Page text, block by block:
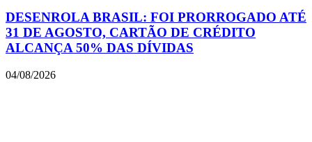
DESENROLA BRASIL: FOI PRORROGADO ATÉ
31 DE AGOSTO, CARTÃO DE CRÉDITO
ALCANÇA 50% DAS DÍVIDAS
04/08/2026